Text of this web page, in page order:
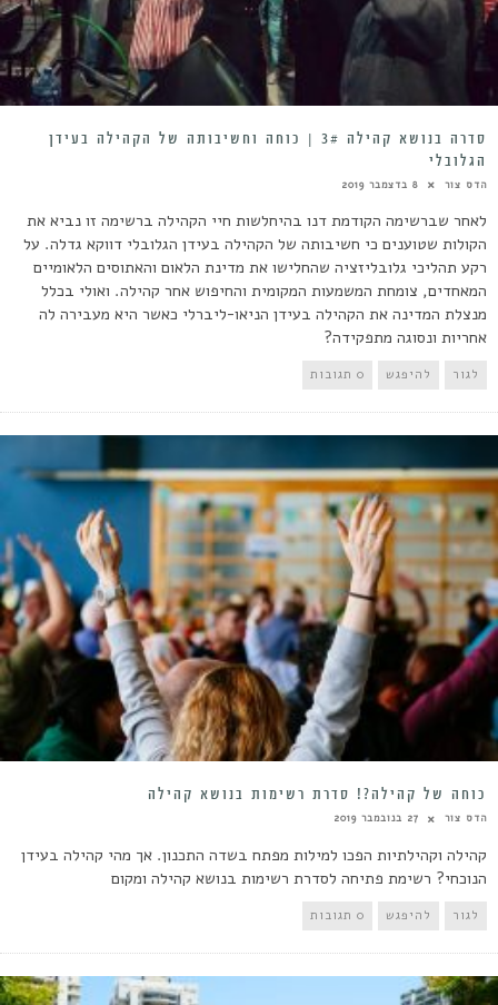
סדרה בנושא קהילה 3# | כוחה וחשיבותה של הקהילה בעידן
הגלובלי
הדס צור 8 בדצמבר 2019
לאחר שברשימה הקודמת דנו בהיחלשות חיי הקהילה ברשימה זו נביא את
הקולות שטוענים כי חשיבותה של הקהילה בעידן הגלובלי דווקא גדלה. על
רקע תהליכי גלובליזציה שהחלישו את מדינת הלאום והאתוסים הלאומיים
המאחדים, צומחת המשמעות המקומית והחיפוש אחר קהילה. ואולי בכלל
מנצלת המדינה את הקהילה בעידן הניאו-ליברלי כאשר היא מעבירה לה
אחריות ונסוגה מתפקידה?
לגור להיפגש 0 תגובות
כוחה של קהילה?! סדרת רשימות בנושא קהילה
הדס צור 27 בנובמבר 2019
קהילה וקהילתיות הפכו למילות מפתח בשדה התכנון. אך מהי קהילה בעידן
הנוכחי? רשימת פתיחה לסדרת רשימות בנושא קהילה ומקום
לגור להיפגש 0 תגובות